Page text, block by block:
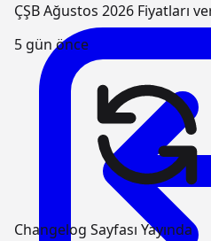
ÇŞB Ağustos 2026 Fiyatları
5 gün önce
Changelog Sayfası Yayında